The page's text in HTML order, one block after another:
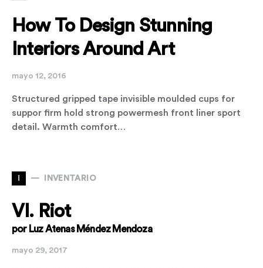
How To Design Stunning
Interiors Around Art
mayo 12, 2016
Structured gripped tape invisible moulded cups for
suppor firm hold strong powermesh front liner sport
detail. Warmth comfort…
I INVENTARIO
VI. Riot
por Luz Atenas Méndez Mendoza
mayo 29, 2017